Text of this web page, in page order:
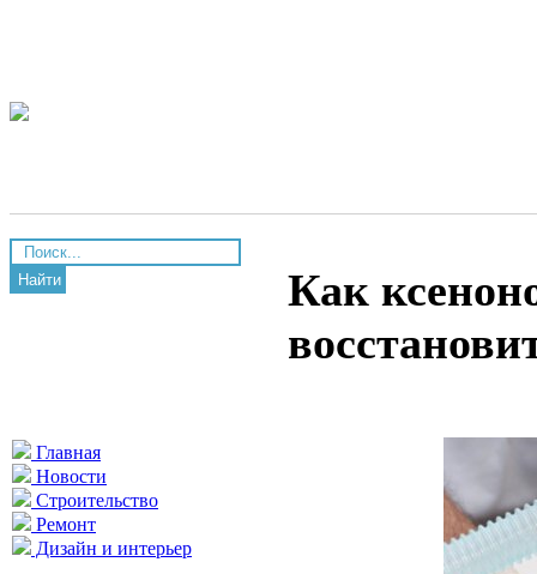
Найти
Главная
Новости
Строительство
Ремонт
Дизайн и интерьер
Как